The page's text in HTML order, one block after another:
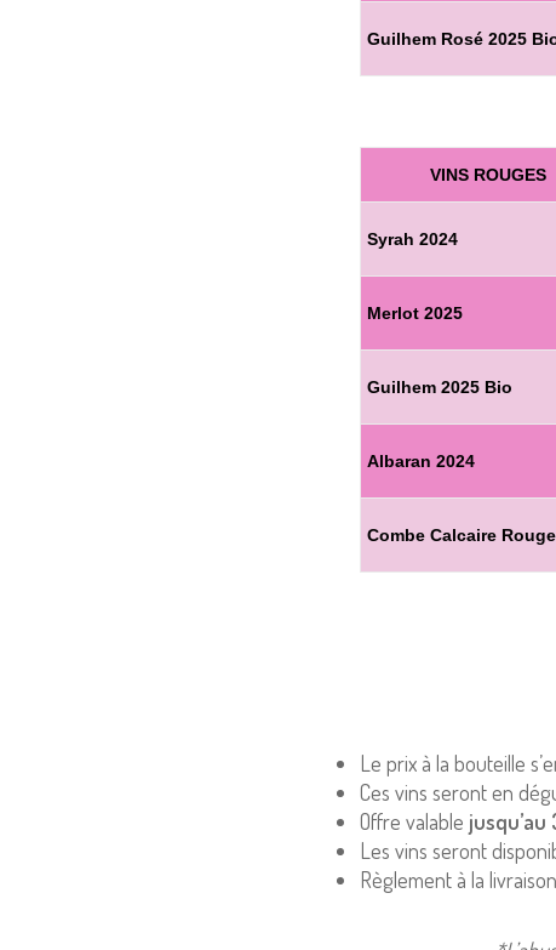
Guilhem Rosé 2025
VINS ROUGES
Syrah 2024
Merlot 2025
Guilhem 2025 Bio
Albaran 2024
Combe Calcaire
Le prix à la bouteille
Ces vins seront en
Offre valable
Les vins seront
Règlement à la livraison